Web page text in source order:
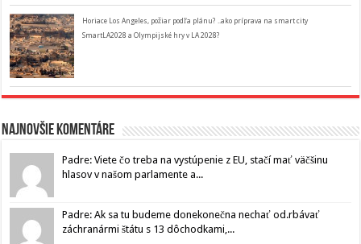
Horiace Los Angeles, požiar podľa plánu? ..ako príprava na smart city
SmartLA2028 a Olympijské hry v LA 2028?
Najnovšie komentáre
Padre: Viete čo treba na vystúpenie z EU, stačí mať väčšinu
hlasov v našom parlamente a...
Padre: Ak sa tu budeme donekonečna nechať od.rbávať
záchranármi štátu s 13 dôchodkami,...